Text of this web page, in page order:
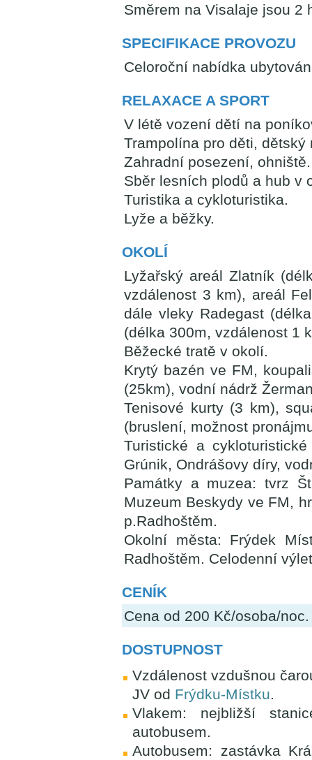
Směrem na Visalaje jsou 2
SPECIFIKACE PROVOZU
Celoroční nabídka
RELAXACE A SPORT
V létě vození dětí na
Trampolína pro děti,
Zahradní posezení, ohniště.
Sběr lesních plodů a hub v
Turistika a cykloturistika.
Lyže a běžky.
OKOLÍ
Lyžařský areál Zlatník
vzdálenost 3 km), areál
dále vleky Radegast
(délka 300m, vzdálenost 1
Běžecké tratě v okolí.
Krytý bazén ve FM,
(25km), vodní nádrž
Tenisové kurty (3 km),
(bruslení, možnost
Turistické a
Grúnik, Ondrášovy díry,
Památky a muzea: tvrz
Muzeum Beskydy ve FM,
p.Radhoštěm.
Okolní města: Frýdek
Radhoštěm. Celodenní
CENÍK
Cena od 200 Kč/osoba/noc.
DOSTUPNOST
Vzdálenost vzdušnou
JV od Frýdku-Místku.
Vlakem: nejbližší
autobusem.
Autobusem: zastávka